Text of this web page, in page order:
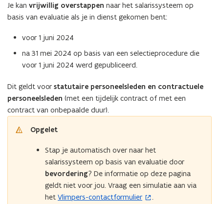
Je kan vrijwillig overstappen naar het salarissysteem op
basis van evaluatie als je in dienst gekomen bent:
voor 1 juni 2024
na 31 mei 2024 op basis van een selectieprocedure die
voor 1 juni 2024 werd gepubliceerd.
Dit geldt voor statutaire personeelsleden en contractuele
personeelsleden (met een tijdelijk contract of met een
contract van onbepaalde duur).
Opgelet
Stap je automatisch over naar het
salarissysteem op basis van evaluatie door
bevordering? De informatie op deze pagina
geldt niet voor jou. Vraag een simulatie aan via
het Vlimpers-contactformulier
(
.